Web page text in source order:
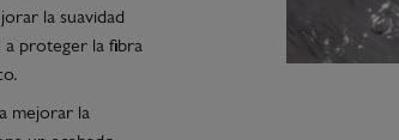
la suavidad
a proteger la fibra
mejorar la